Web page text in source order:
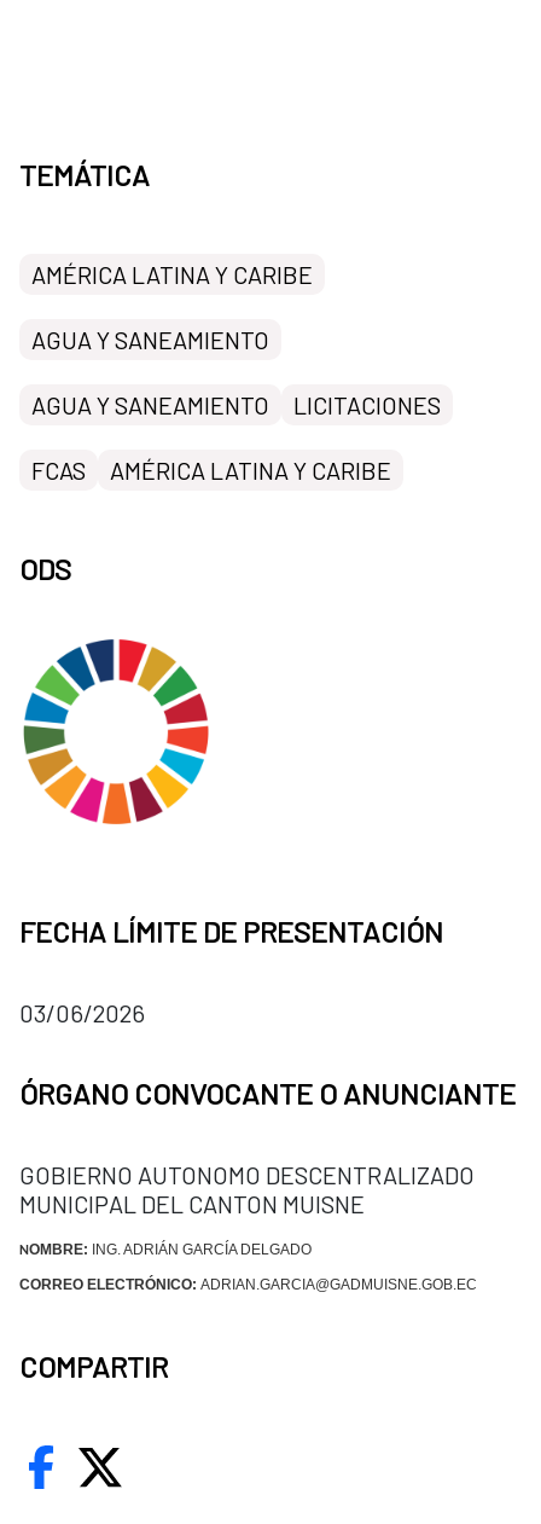
TEMÁTICA
AMÉRICA LATINA Y CARIBE
AGUA Y SANEAMIENTO
AGUA Y SANEAMIENTO LICITACIONES
FCAS AMÉRICA LATINA Y CARIBE
ODS
FECHA LÍMITE DE PRESENTACIÓN
03/06/2026
ÓRGANO CONVOCANTE O ANUNCIANTE
GOBIERNO AUTONOMO DESCENTRALIZADO
MUNICIPAL DEL CANTON MUISNE
NOMBRE: ING. ADRIÁN GARCÍA DELGADO
CORREO ELECTRÓNICO: ADRIAN.GARCIA@GADMUISNE.GOB.EC
COMPARTIR